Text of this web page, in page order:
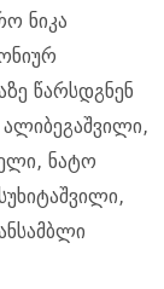
ნიკა
წარსდგნენ
ნატო